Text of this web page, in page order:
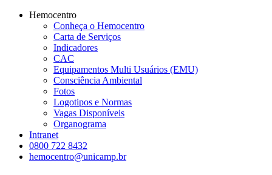
Conteúdo principal
Hemocentro
Conheça o Hemocentro
Carta de Serviços
Indicadores
CAC
Equipamentos Multi Usuários (EMU)
Consciência Ambiental
Fotos
Logotipos e Normas
Vagas Disponíveis
Organograma
Intranet
0800 722 8432
hemocentro@unicamp.br